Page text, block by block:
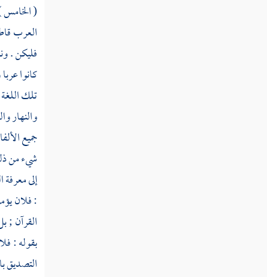
( الخامس
العرب
فليكن .
كانوا
تلك
والنهار
جميع
شيء من
إلى
: فلان
القرآن ;
بقوله :
التصديق